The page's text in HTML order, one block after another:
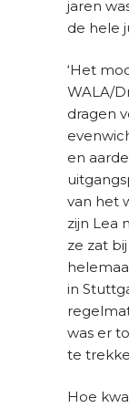
jaren
de hele
‘Het
WALA/
dragen
en
van het
zijn Lea
ze zat
in
was er
te
Hoe